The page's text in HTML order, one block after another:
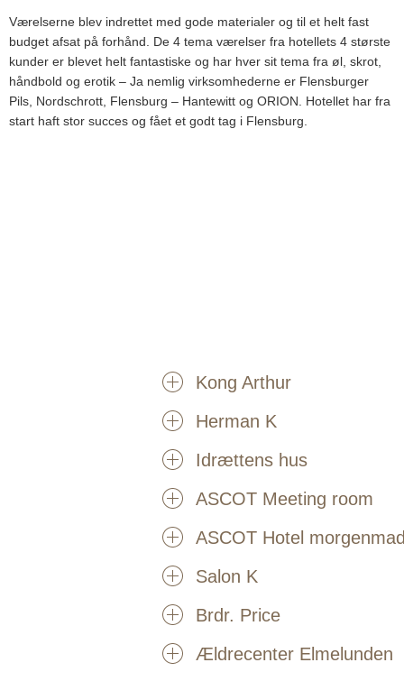
Værelserne blev indrettet med gode materialer og til et helt fast
budget afsat på forhånd. De 4 tema værelser fra hotellets 4 største
kunder er blevet helt fantastiske og har hver sit tema fra øl, skrot,
håndbold og erotik – Ja nemlig virksomhederne er Flensburger
Pils, Nordschrott, Flensburg – Hantewitt og ORION. Hotellet har fra
start haft stor succes og fået et godt tag i Flensburg.
Kong Arthur
Herman K
Idrættens hus
ASCOT Meeting room
ASCOT Hotel
Salon K
Brdr. Price
Ældrecenter Elmelunden